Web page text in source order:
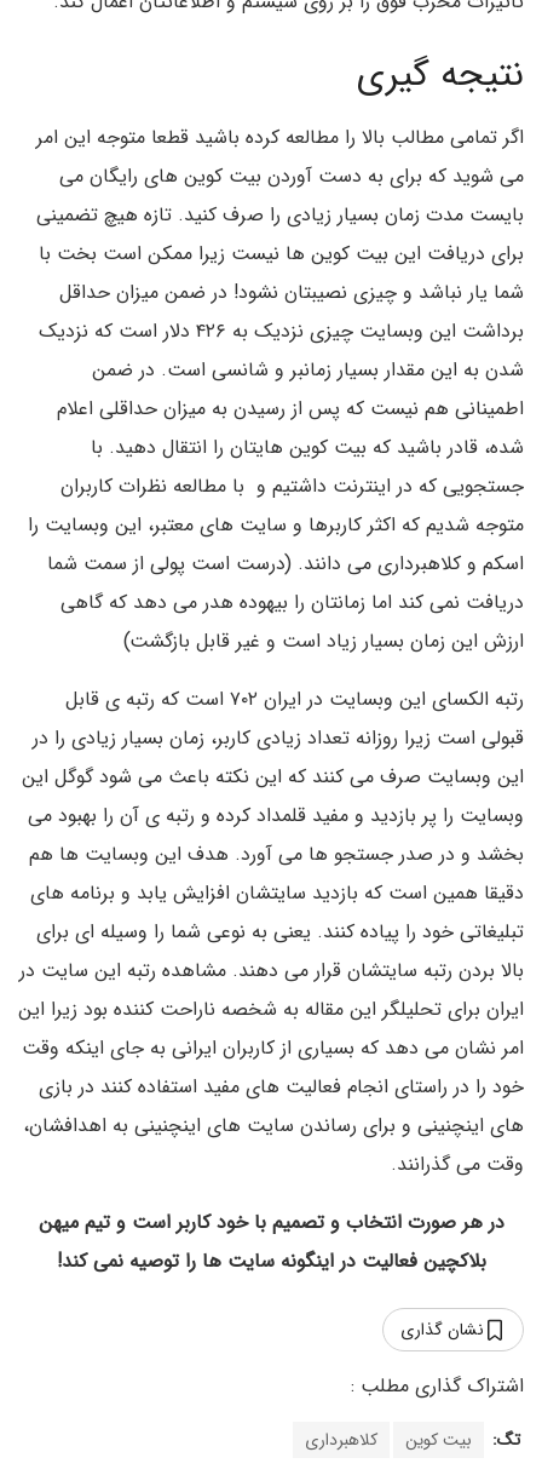
نتیجه گیری
اگر تمامی مطالب بالا را مطالعه کرده باشید قطعا متوجه این امر
می شوید که برای به دست آوردن بیت کوین های رایگان می
بایست مدت زمان بسیار زیادی را صرف کنید. تازه هیچ تضمینی
برای دریافت این بیت کوین ها نیست زیرا ممکن است بخت با
شما یار نباشد و چیزی نصیبتان نشود! در ضمن میزان حداقل
برداشت این وبسایت چیزی نزدیک به ۴۲۶ دلار است که نزدیک
شدن به این مقدار بسیار زمانبر و شانسی است. در ضمن
اطمینانی هم نیست که پس از رسیدن به میزان حداقلی اعلام
شده، قادر باشید که بیت کوین هایتان را انتقال دهید. با
جستجویی که در اینترنت داشتیم و با مطالعه نظرات کاربران
متوجه شدیم که اکثر کاربرها و سایت های معتبر، این وبسایت را
اسکم و کلاهبرداری می دانند. (درست است پولی از سمت شما
دریافت نمی کند اما زمانتان را بیهوده هدر می دهد که گاهی
ارزش این زمان بسیار زیاد است و غیر قابل بازگشت)
رتبه الکسای این وبسایت در ایران ۷۰۲ است که رتبه ی قابل
قبولی است زیرا روزانه تعداد زیادی کاربر، زمان بسیار زیادی را در
این وبسایت صرف می کنند که این نکته باعث می شود گوگل این
وبسایت را پر بازدید و مفید قلمداد کرده و رتبه ی آن را بهبود می
بخشد و در صدر جستجو ها می آورد. هدف این وبسایت ها هم
دقیقا همین است که بازدید سایتشان افزایش یابد و برنامه های
تبلیغاتی خود را پیاده کنند. یعنی به نوعی شما را وسیله ای برای
بالا بردن رتبه سایتشان قرار می دهند. مشاهده رتبه این سایت در
ایران برای تحلیلگر این مقاله به شخصه ناراحت کننده بود زیرا این
امر نشان می دهد که بسیاری از کاربران ایرانی به جای اینکه وقت
خود را در راستای انجام فعالیت های مفید استفاده کنند در بازی
های اینچنینی و برای رساندن سایت های اینچنینی به اهدافشان،
وقت می گذرانند.
در هر صورت انتخاب و تصمیم با خود کاربر است و تیم میهن
بلاکچین فعالیت در اینگونه سایت ها را توصیه نمی کند!
نشان گذاری
تگ: بیت کوین کلاهبرداری